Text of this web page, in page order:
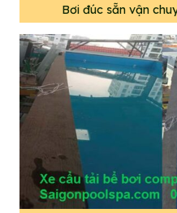
Bơi đúc sẵn vận